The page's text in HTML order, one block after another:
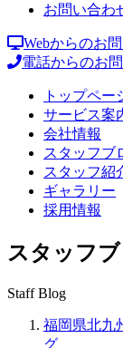
お問い合わ
Webからのお
電話からのお
トップペー
サービス案
会社情報
スタッフブ
スタッフ紹
ギャラリー
採用情報
スタッフ
Staff Blog
福岡県北九
グ